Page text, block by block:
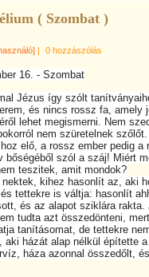
( Szombat )
| 0 hozzászólás
16. - Szombat
Jézus így szólt
és nincs rossz fa, amely
lehet megismerni. Nem
nem szüretelnek
elő, a rossz ember pedig a
szól a száj! Miért
teszitek, amit mondok?
kihez hasonlít az, aki
tettekre is váltja: hasonlít
és az alapot sziklára rakta.
tudta azt összedönteni,
tanításomat, de tettekre
házát alap nélkül építette
háza azonnal összedőlt,